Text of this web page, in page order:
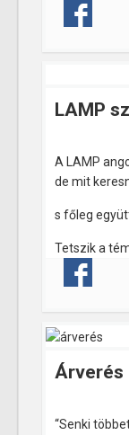
LAMP
A LAMP
de mit
s főleg
Tetszik a
Árverés
“Senki